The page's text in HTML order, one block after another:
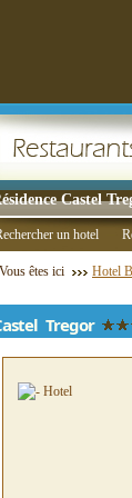
Castel
un hotel
Vous êtes ici Hotel
Tregor